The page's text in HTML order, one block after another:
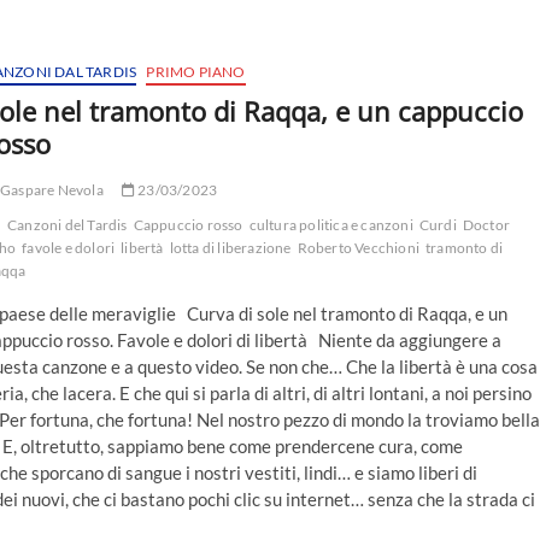
DAL TARDIS PRIMO PIANO
nel tramonto di Raqqa, e un cappuccio
Nevola
23/03/2023
Canzoni del Tardis Cappuccio rosso cultura politica e canzoni Curdi Doctor
favole e dolori libertà lotta di liberazione Roberto Vecchioni tramonto di
delle meraviglie Curva di sole nel tramonto di Raqqa, e un
rosso. Favole e dolori di libertà Niente da aggiungere a
canzone e a questo video. Se non che… Che la libertà è una cosa
che lacera. E che qui si parla di altri, di altri lontani, a noi persino
fortuna, che fortuna! Nel nostro pezzo di mondo la troviamo bella
oltretutto, sappiamo bene come prendercene cura, come
sporcano di sangue i nostri vestiti, lindi… e siamo liberi di
nuovi, che ci bastano pochi clic su internet… senza che la strada ci